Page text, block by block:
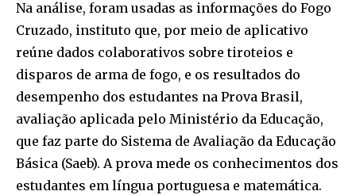
Na análise, foram usadas as informações do Fogo
Cruzado, instituto que, por meio de aplicativo
reúne dados colaborativos sobre tiroteios e
disparos de arma de fogo, e os resultados do
desempenho dos estudantes na Prova Brasil,
avaliação aplicada pelo Ministério da Educação,
que faz parte do Sistema de Avaliação da Educação
Básica (Saeb). A prova mede os conhecimentos dos
estudantes em língua portuguesa e matemática.